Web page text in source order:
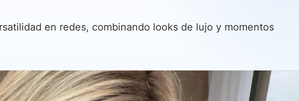
en redes, combinando looks de lujo y momentos